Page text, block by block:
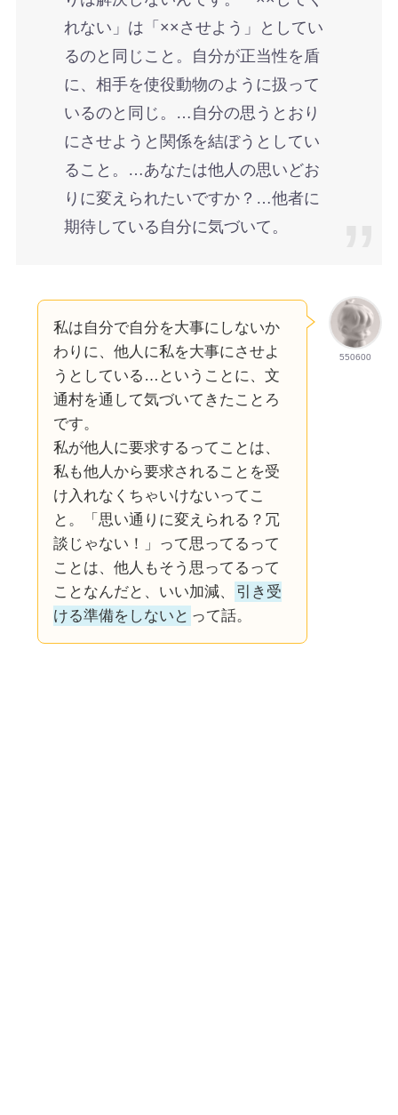
れない」は「××させよう」としてい
るのと同じこと。自分が正当性を盾
に、相手を使役動物のように扱って
いるのと同じ。…自分の思うとおり
にさせようと関係を結ぼうとしてい
ること。…あなたは他人の思いどお
りに変えられたいですか？…他者に
期待している自分に気づいて。
550600
私は自分で自分を大事にしないか
わりに、他人に私を大事にさせよ
うとしている…ということに、文
通村を通して気づいてきたことろ
です。
私が他人に要求するってことは、
私も他人から要求されることを受
け入れなくちゃいけないってこ
と。「思い通りに変えられる？冗
談じゃない！」って思ってるって
ことは、他人もそう思ってるって
ことなんだと、いい加減、
引き受
ける準備をしないと って話。